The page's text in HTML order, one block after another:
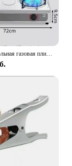
Бытовая настольная газовая плита с двумя отверстиями для приготовления пищи